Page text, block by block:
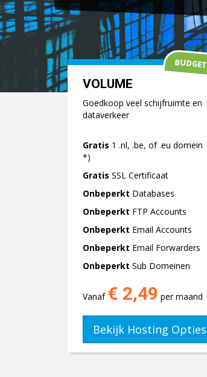
VOLUME
Goedkoop veel schijfruimte en
dataverkeer
Gratis 1 .nl, .be, of .eu domein
*)
Gratis SSL Certificaat
Onbeperkt Databases
Onbeperkt FTP Accounts
Onbeperkt Email Accounts
Onbeperkt Email Forwarders
Onbeperkt Sub Domeinen
Vanaf € 2,49 per maand
Bekijk Hosting Opties
BUDGET